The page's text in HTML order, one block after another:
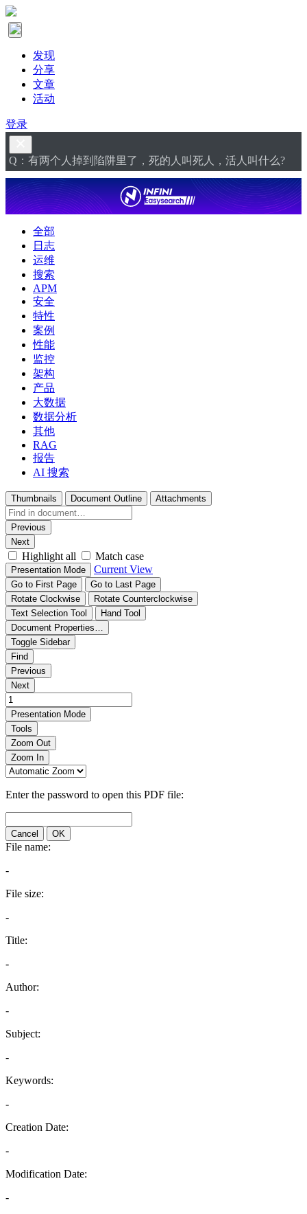
发现
分享
文章
活动
登录
Q：有两个人掉到陷阱里了，死的人叫死人，活人叫什么?
全部
日志
运维
搜索
APM
安全
特性
案例
性能
监控
架构
产品
大数据
数据分析
其他
RAG
报告
AI 搜索
Thumbnails Document Outline Attachments
Previous
Next
Highlight all Match case
Presentation Mode Current View
Go to First Page
Go to Last Page
Rotate Clockwise
Rotate Counterclockwise
Text Selection Tool
Hand Tool
Document Properties…
Toggle Sidebar
Find
Previous
Next
Presentation Mode
Tools
Zoom Out
Zoom In
Enter the password to open this PDF file:
Cancel OK
File name:
-
File size:
-
Title:
-
Author:
-
Subject:
-
Keywords:
-
Creation Date:
-
Modification Date:
-